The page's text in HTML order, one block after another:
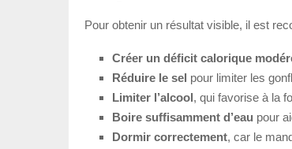
Pour obtenir un résultat visible, il est
Créer un déficit calorique
Réduire le sel pour limiter les
Limiter l’alcool, qui favorise à la
Boire suffisamment d’eau pour
Dormir correctement, car le